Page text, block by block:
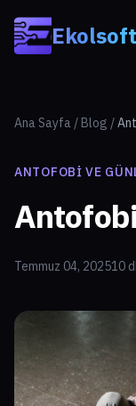
Ekolsoft
Ana Sayfa / Blog /
ANTOFOBI VE
Temmuz 04, 202510